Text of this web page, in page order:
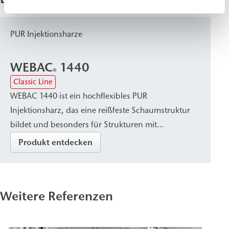
PUR Injektionsharze
WEBAC® 1440
Classic Line
WEBAC 1440 ist ein hochflexibles PUR
Injektionsharz, das eine reißfeste Schaumstruktur
bildet und besonders für Strukturen mit
Hohlräumen geeignet ist. Es härtet
volumenkonstant zu einem chemisch hoch
Wasserdichtigkeit erhöht. Es wird zum Schließen,
von Bauteilen eingesetzt und eignet sich als
Produkt entdecken
Weitere Referenzen